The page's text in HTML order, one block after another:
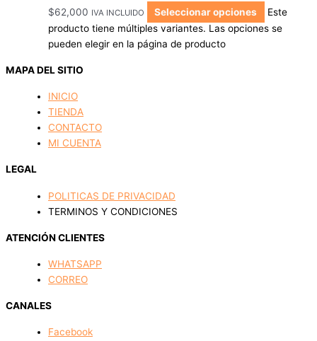
$62,000 IVA INCLUIDO Seleccionar opciones
Este
producto tiene múltiples variantes. Las opciones se
pueden elegir en la página de producto
MAPA DEL SITIO
INICIO
TIENDA
CONTACTO
MI CUENTA
LEGAL
POLITICAS DE PRIVACIDAD
TERMINOS Y CONDICIONES
ATENCIÓN CLIENTES
WHATSAPP
CORREO
CANALES
Facebook